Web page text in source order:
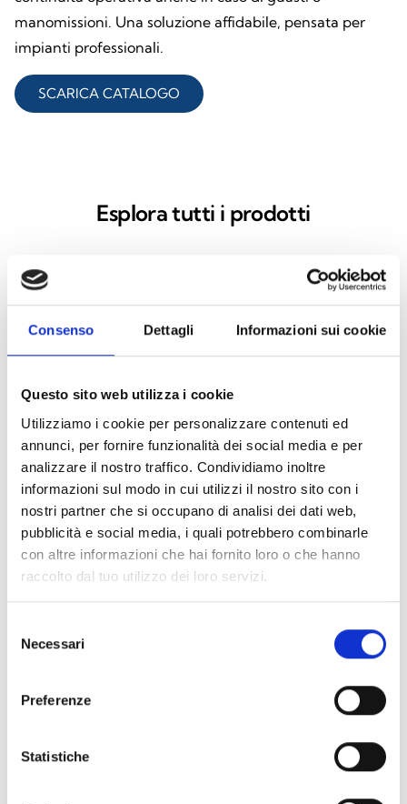
Consenso Dettagli Informazioni sui cookie
Questo sito web utilizza i cookie
Utilizziamo i cookie per personalizzare contenuti ed
annunci, per fornire funzionalità dei social media e per
analizzare il nostro traffico. Condividiamo inoltre
informazioni sul modo in cui utilizzi il nostro sito con i
nostri partner che si occupano di analisi dei dati web,
pubblicità e social media, i quali potrebbero combinarle
con altre informazioni che hai fornito loro o che hanno
raccolto dal tuo utilizzo dei loro servizi.
delNecessari
Preferenze
Statistiche
manomissioni. Una soluzione affidabile, pensata per
impianti professionali.
SCARICA CATALOGO
Esplora tutti i prodotti
IB200
Interessato a questo prodotto?
Richiedi
maggiori
informazioni
Trova un
distributore
Inim
TROVALO